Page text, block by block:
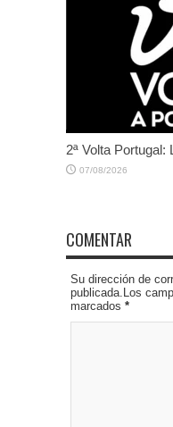
2ª Volta Portugal:
07/08/2026
COMENTAR
Su dirección de
publicada.Los
marcados *